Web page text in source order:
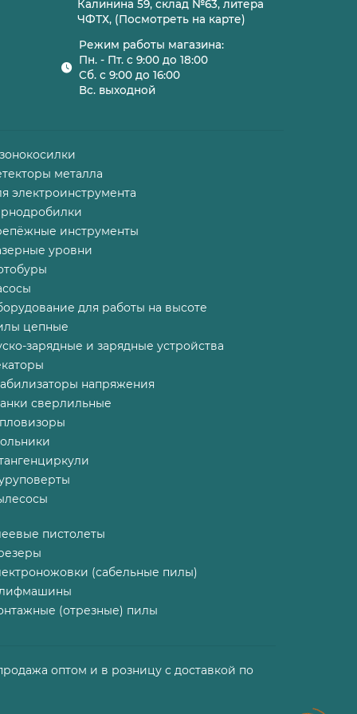
Калинина 59, склад №63, литера
ЧФТХ, (Посмотреть на карте)
Режим работы магазина:
Пн. - Пт. с 9:00 до 18:00
Сб. с 9:00 до 16:00
Вс. выходной
металла
электроинструмента
инструменты
уровни
для работы на высоте
цепные
зарядные и зарядные устройства
напряжения
сверлильные
пистолеты
(сабельные пилы)
(отрезные) пилы
оптом и в розницу с доставкой по